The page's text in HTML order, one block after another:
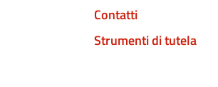
Contatti
Strumenti di tutela